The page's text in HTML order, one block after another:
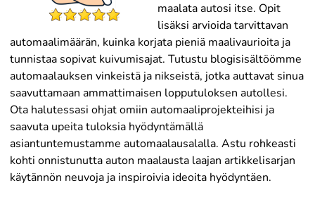
maalata autosi itse. Opit
lisäksi arvioida tarvittavan
automaalimäärän, kuinka korjata pieniä maalivaurioita ja
tunnistaa sopivat kuivumisajat. Tutustu blogisisältöömme
automaalauksen vinkeistä ja nikseistä, jotka auttavat sinua
saavuttamaan ammattimaisen lopputuloksen autollesi.
Ota halutessasi ohjat omiin automaaliprojekteihisi ja
saavuta upeita tuloksia hyödyntämällä
asiantuntemustamme automaalausalalla. Astu rohkeasti
kohti onnistunutta auton maalausta laajan artikkelisarjan
käytännön neuvoja ja inspiroivia ideoita hyödyntäen.